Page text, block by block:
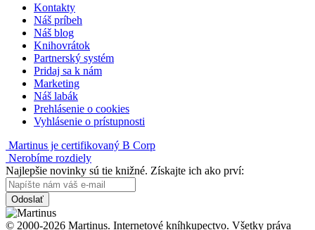
Kontakty
Náš príbeh
Náš blog
Knihovrátok
Partnerský systém
Pridaj sa k nám
Marketing
Náš labák
Prehlásenie o cookies
Vyhlásenie o prístupnosti
Martinus je certifikovaný B Corp
Nerobíme rozdiely
Najlepšie novinky sú tie knižné. Získajte ich ako prví:
Odoslať
© 2000-2026 Martinus. Internetové kníhkupectvo. Všetky práva